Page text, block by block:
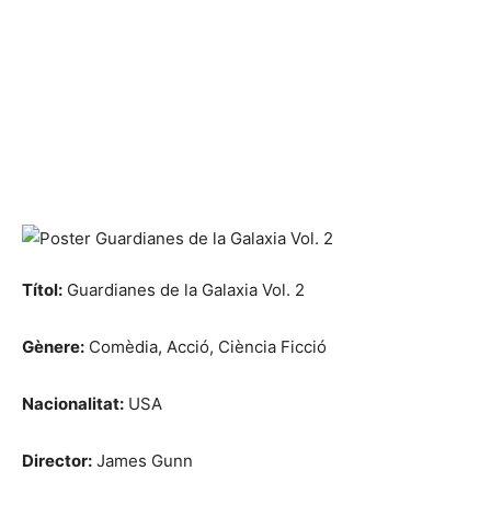
Títol: Guardianes de la Galaxia Vol. 2
Gènere: Comèdia, Acció, Ciència Ficció
Nacionalitat: USA
Director: James Gunn